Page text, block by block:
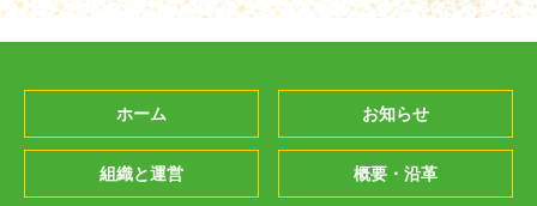
ホーム お知らせ
組織と運営 概要・沿革